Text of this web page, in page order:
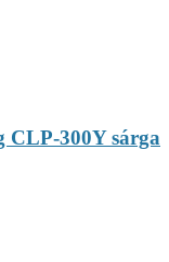
300Y sárga